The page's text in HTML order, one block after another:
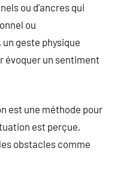
ou d’ancres qui
ou
geste physique
évoquer un sentiment
est une méthode pour
est perçue,
obstacles comme